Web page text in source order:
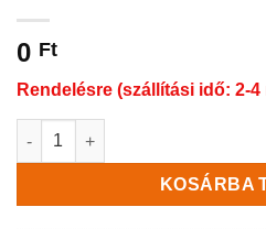
0 Ft
Rendelésre (szállítási idő: 2-4
KG PVC Könyök KGB-200/90°
KOSÁRBA